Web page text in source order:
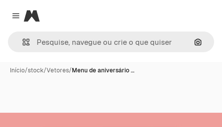
Close menu
Magnific
Início/stock/Vetores/Menu de aniversário …